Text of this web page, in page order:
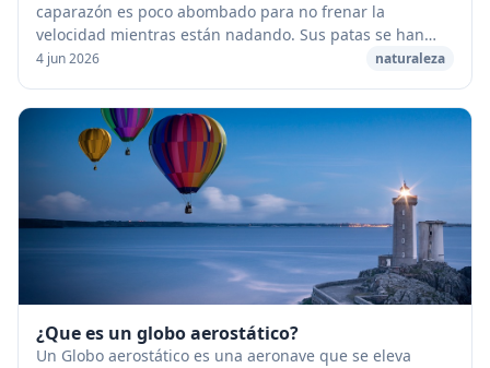
caparazón es poco abombado para no frenar la
velocidad mientras están nadando. Sus patas se han
transformado en aletas que casi no les permiten andar
4 jun 2026 naturaleza
¿Que es un globo aerostático?
Un Globo aerostático es una aeronave que se eleva